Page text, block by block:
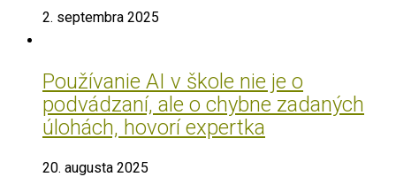
2. septembra 2025
Používanie AI v škole nie je o
podvádzaní, ale o chybne zadaných
úlohách, hovorí expertka
20. augusta 2025